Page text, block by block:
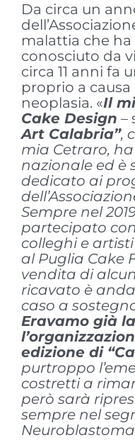
Da circa un
malattia che
conosciuto da
circa 11 anni fa
proprio a
neoplasia. «Il
Cake Design –
Art Calabria”,
mia Cetraro,
nazionale ed è
dedicato ai
Sempre nel
partecipato
colleghi e artisti
al Puglia Cake
vendita di
ricavato è
caso a
Eravamo già
edizione di
purtroppo
costretti a
però sarà
sempre nel